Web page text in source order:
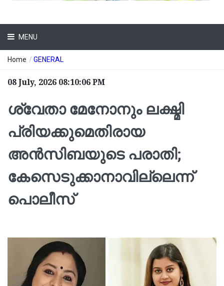
MENU
Home / GENERAL
08 July, 2026 08:10:06 PM
ശ്വേതാ മേനോനും ലക്ഷ്മി
പ്രിയക്കുമെതിരായ
അൻസിബയുടെ പരാതി;
കേസെടുക്കാനാവില്ലെന്ന്
പൊലീസ്